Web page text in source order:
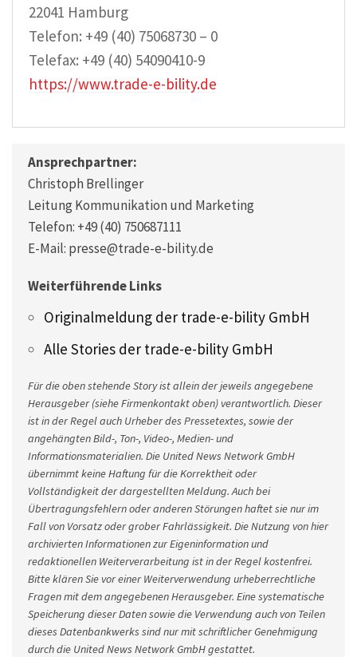
22041 Hamburg
Telefon: +49 (40) 75068730 – 0
Telefax: +49 (40) 54090410-9
https://www.trade-e-bility.de
Ansprechpartner:
Christoph Brellinger
Leitung Kommunikation und Marketing
Telefon: +49 (40) 750687111
E-Mail: presse@trade-e-bility.de
Weiterführende Links
Originalmeldung der trade-e-bility GmbH
Alle Stories der trade-e-bility GmbH
Für die oben stehende Story ist allein der jeweils angegebene
Herausgeber (siehe Firmenkontakt oben) verantwortlich. Dieser
ist in der Regel auch Urheber des Pressetextes, sowie der
angehängten Bild-, Ton-, Video-, Medien- und
Informationsmaterialien. Die United News Network GmbH
übernimmt keine Haftung für die Korrektheit oder
Vollständigkeit der dargestellten Meldung. Auch bei
Übertragungsfehlern oder anderen Störungen haftet sie nur im
Fall von Vorsatz oder grober Fahrlässigkeit. Die Nutzung von hier
archivierten Informationen zur Eigeninformation und
redaktionellen Weiterverarbeitung ist in der Regel kostenfrei.
Bitte klären Sie vor einer Weiterverwendung urheberrechtliche
Fragen mit dem angegebenen Herausgeber. Eine systematische
Speicherung dieser Daten sowie die Verwendung auch von Teilen
dieses Datenbankwerks sind nur mit schriftlicher Genehmigung
durch die United News Network GmbH gestattet.